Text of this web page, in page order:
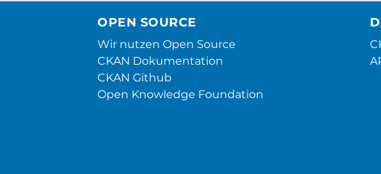
OPEN SOURCE
Wir nutzen Open Source
CKAN Dokumentation
CKAN Github
Open Knowledge Foundation